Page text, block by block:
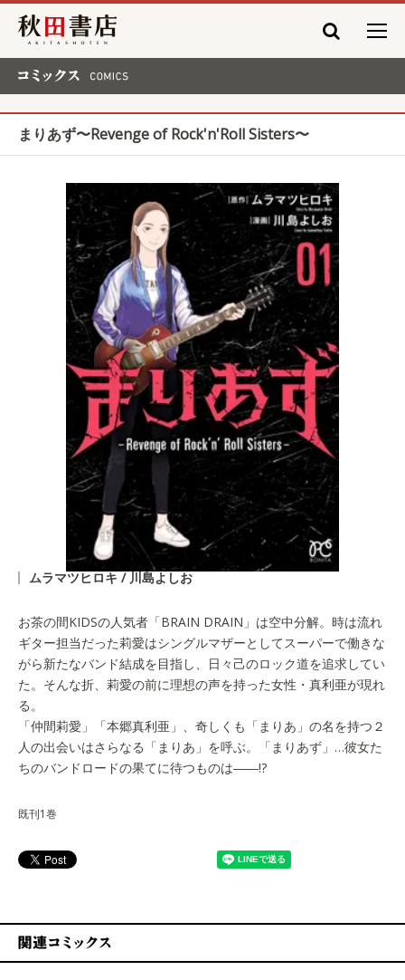
秋田書店
まりあず〜Revenge of Rock'n'Roll Sisters〜
ムラマツヒロキ / 川島よしお
お茶の間KIDSの人気者「BRAIN DRAIN」は空中分解。時は流れ
ギター担当だった莉愛はシングルマザーとしてスーパーで働きな
がら新たなバンド結成を目指し、日々己のロック道を追求してい
た。そんな折、莉愛の前に理想の声を持った女性・真利亜が現れ
る。
「仲間莉愛」「本郷真利亜」、奇しくも「まりあ」の名を持つ２
人の出会いはさらなる「まりあ」を呼ぶ。「まりあず」…彼女た
ちのバンドロードの果てに待つものは――!?
既刊1巻